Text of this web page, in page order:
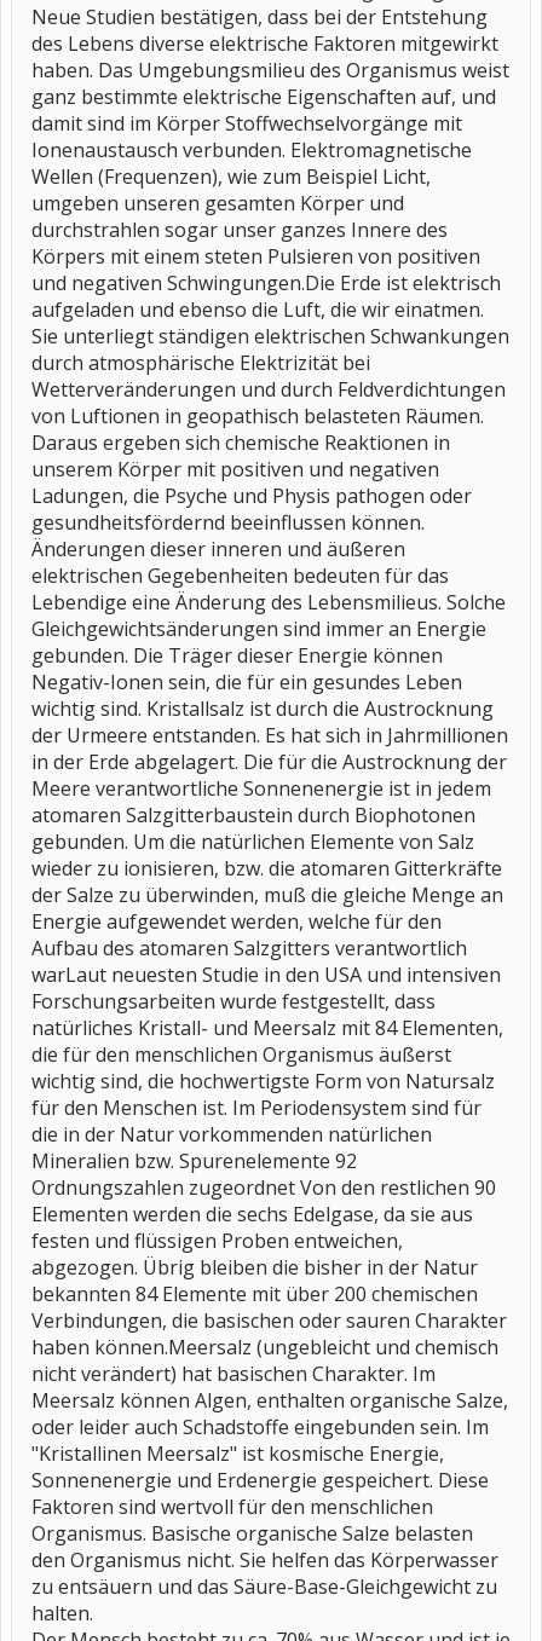
Neue Studien bestätigen, dass bei der Entstehung
des Lebens diverse elektrische Faktoren mitgewirkt
haben. Das Umgebungsmilieu des Organismus weist
ganz bestimmte elektrische Eigenschaften auf, und
damit sind im Körper Stoffwechselvorgänge mit
Ionenaustausch verbunden. Elektromagnetische
Wellen (Frequenzen), wie zum Beispiel Licht,
umgeben unseren gesamten Körper und
durchstrahlen sogar unser ganzes Innere des
Körpers mit einem steten Pulsieren von positiven
und negativen Schwingungen.Die Erde ist elektrisch
aufgeladen und ebenso die Luft, die wir einatmen.
Sie unterliegt ständigen elektrischen Schwankungen
durch atmosphärische Elektrizität bei
Wetterveränderungen und durch Feldverdichtungen
von Luftionen in geopathisch belasteten Räumen.
Daraus ergeben sich chemische Reaktionen in
unserem Körper mit positiven und negativen
Ladungen, die Psyche und Physis pathogen oder
gesundheitsfördernd beeinflussen können.
Änderungen dieser inneren und äußeren
elektrischen Gegebenheiten bedeuten für das
Lebendige eine Änderung des Lebensmilieus. Solche
Gleichgewichtsänderungen sind immer an Energie
gebunden. Die Träger dieser Energie können
Negativ-Ionen sein, die für ein gesundes Leben
wichtig sind. Kristallsalz ist durch die Austrocknung
der Urmeere entstanden. Es hat sich in Jahrmillionen
in der Erde abgelagert. Die für die Austrocknung der
Meere verantwortliche Sonnenenergie ist in jedem
atomaren Salzgitterbaustein durch Biophotonen
gebunden. Um die natürlichen Elemente von Salz
wieder zu ionisieren, bzw. die atomaren Gitterkräfte
der Salze zu überwinden, muß die gleiche Menge an
Energie aufgewendet werden, welche für den
Aufbau des atomaren Salzgitters verantwortlich
warLaut neuesten Studie in den USA und intensiven
Forschungsarbeiten wurde festgestellt, dass
natürliches Kristall- und Meersalz mit 84 Elementen,
die für den menschlichen Organismus äußerst
wichtig sind, die hochwertigste Form von Natursalz
für den Menschen ist. Im Periodensystem sind für
die in der Natur vorkommenden natürlichen
Mineralien bzw. Spurenelemente 92
Ordnungszahlen zugeordnet Von den restlichen 90
Elementen werden die sechs Edelgase, da sie aus
festen und flüssigen Proben entweichen,
abgezogen. Übrig bleiben die bisher in der Natur
bekannten 84 Elemente mit über 200 chemischen
Verbindungen, die basischen oder sauren Charakter
haben können.Meersalz (ungebleicht und chemisch
nicht verändert) hat basischen Charakter. Im
Meersalz können Algen, enthalten organische Salze,
oder leider auch Schadstoffe eingebunden sein. Im
"Kristallinen Meersalz" ist kosmische Energie,
Sonnenenergie und Erdenergie gespeichert. Diese
Faktoren sind wertvoll für den menschlichen
Organismus. Basische organische Salze belasten
den Organismus nicht. Sie helfen das Körperwasser
zu entsäuern und das Säure-Base-Gleichgewicht zu
halten.